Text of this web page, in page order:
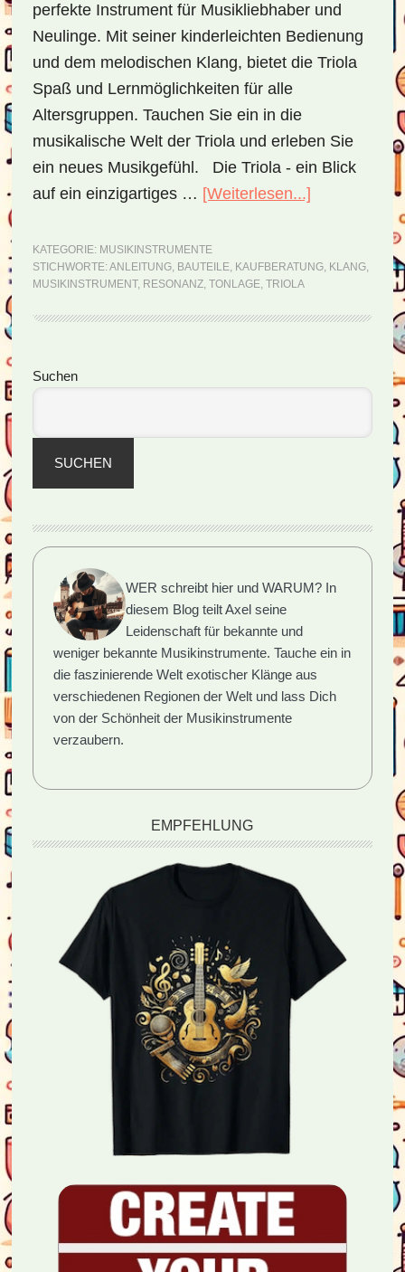
perfekte Instrument für Musikliebhaber und
Neulinge. Mit seiner kinderleichten Bedienung
und dem melodischen Klang, bietet die Triola
Spaß und Lernmöglichkeiten für alle
Altersgruppen. Tauchen Sie ein in die
musikalische Welt der Triola und erleben Sie
ein neues Musikgefühl. Die Triola - ein Blick
auf ein einzigartiges … [Weiterlesen...]
nur
Kindern
KATEGORIE: MUSIKINSTRUMENTE
STICHWORTE: ANLEITUNG, BAUTEILE, KAUFBERATUNG, KLANG,
MUSIKINSTRUMENT, RESONANZ, TONLAGE, TRIOLA
Seitenspalte
Suchen
SUCHEN
WER schreibt hier und WARUM? In
diesem Blog teilt Axel seine
Leidenschaft für bekannte und
weniger bekannte Musikinstrumente. Tauche ein in
die faszinierende Welt exotischer Klänge aus
verschiedenen Regionen der Welt und lass Dich
von der Schönheit der Musikinstrumente
verzaubern.
EMPFEHLUNG